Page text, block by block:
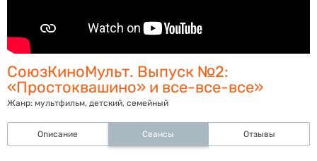
СоюзКиноМульт. Выпуск №2:
«Простоквашино» и все-все-все»
Жанр: мультфильм, детский, семейный
Описание Сеансы Отзывы